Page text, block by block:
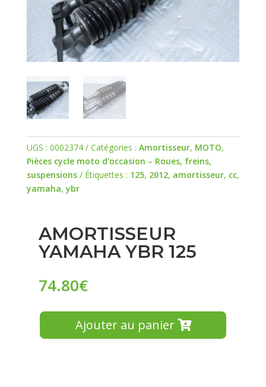
UGS : 0002374 Catégories : Amortisseur, MOTO,
Pièces cycle moto d'occasion – Roues, freins,
suspensions
Étiquettes : 125, 2012, amortisseur, cc,
yamaha,ybr
AMORTISSEUR
YAMAHA YBR 125
74.80€
Ajouter au panier